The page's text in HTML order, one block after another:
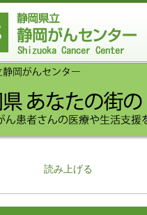
読み上げる